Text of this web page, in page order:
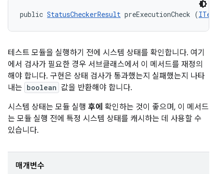
public StatusCheckerResult preExecutionCheck (
테스트 모듈을 실행하기 전에 시스템 상태를 확인합니다. 여기
에서 검사가 필요한 경우 서브클래스에서 이 메서드를 재정의
해야 합니다. 구현은 상태 검사가 통과했는지 실패했는지 나타
내는 boolean 값을 반환해야 합니다.
시스템 상태는 모듈 실행 후에 확인하는 것이 좋으며, 이 메서드
는 모듈 실행 전에 특정 시스템 상태를 캐시하는 데 사용할 수
있습니다.
매개변수